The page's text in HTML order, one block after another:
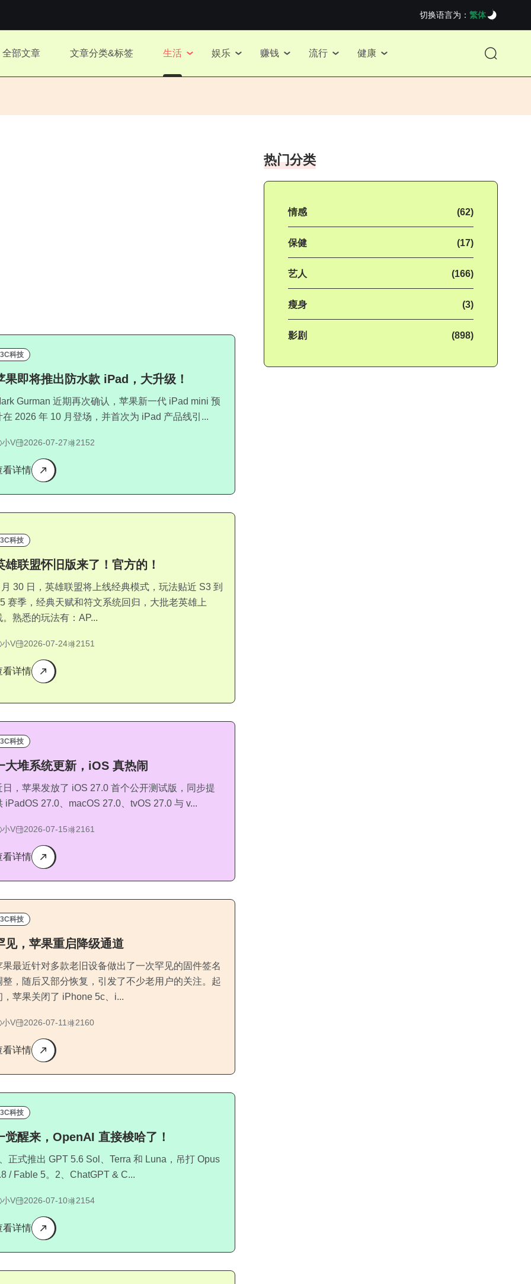
切换语言为： 繁体
全部文章 文章分类&标签 生活 娱乐 赚钱 流行 健康
3C科技
果即将推出防水款 iPad，大升级！
Gurman 近期再次确认，苹果新一代 iPad mini 预
在 2026 年 10 月登场，并首次为 iPad 产品线引...
小V 2026-07-27 2152
看详情
3C科技
雄联盟怀旧版来了！官方的！
30 日，英雄联盟将上线经典模式，玩法贴近 S3 到
赛季，经典天赋和符文系统回归，大批老英雄上
。熟悉的玩法有：AP...
小V 2026-07-24 2151
看详情
3C科技
大堆系统更新，iOS 真热闹
日，苹果发放了 iOS 27.0 首个公开测试版，同步提
iPadOS 27.0、macOS 27.0、tvOS 27.0 与 v...
小V 2026-07-15 2161
看详情
3C科技
见，苹果重启降级通道
果最近针对多款老旧设备做出了一次罕见的固件签名
整，随后又部分恢复，引发了不少老用户的关注。起
，苹果关闭了 iPhone 5c、i...
小V 2026-07-11 2160
看详情
3C科技
觉醒来，OpenAI 直接梭哈了！
正式推出 GPT 5.6 Sol、Terra 和 Luna，吊打 Opus
/ Fable 5。2、ChatGPT & C...
小V 2026-07-10 2154
看详情
热门分类
情感 (62)
保健 (17)
艺人 (166)
瘦身 (3)
影剧 (898)